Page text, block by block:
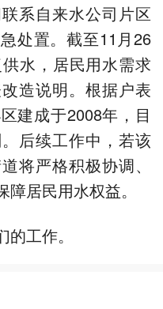
系自来水公司片区
处置。截至11月26
水，居民用水需求
造说明。根据户表
建成于2008年，目
后续工作中，若该
将严格积极协调、
居民用水权益。
工作。